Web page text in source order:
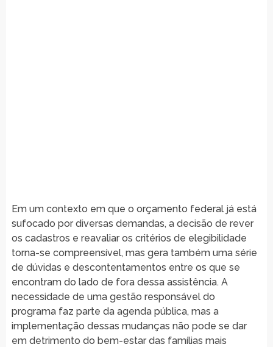
Em um contexto em que o orçamento federal já está
sufocado por diversas demandas, a decisão de rever
os cadastros e reavaliar os critérios de elegibilidade
torna-se compreensível, mas gera também uma série
de dúvidas e descontentamentos entre os que se
encontram do lado de fora dessa assistência. A
necessidade de uma gestão responsável do
programa faz parte da agenda pública, mas a
implementação dessas mudanças não pode se dar
em detrimento do bem-estar das famílias mais